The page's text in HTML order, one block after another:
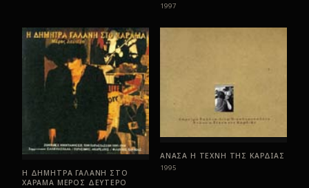
1997
Η ΔΗΜΗΤΡΑ ΓΑΛΑΝΗ ΣΤΟ
ΧΑΡΑΜΑ ΜΕΡΟΣ ΔΕΥΤΕΡΟ
ΑΝΑΣΑ Η ΤΕΧΝΗ ΤΗΣ ΚΑΡΔΙΑΣ
1995